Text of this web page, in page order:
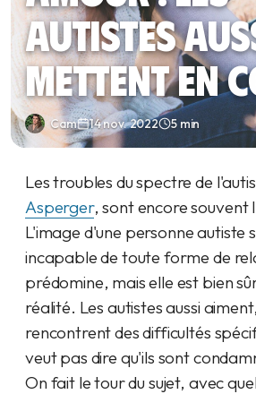
autistes
mettent en
Cam 14 nov. 2022 5 min
Les troubles du spectre de
Asperger, sont encore souvent
L'image d'une personne autiste
incapable de toute forme de
prédomine, mais elle est bien
réalité. Les autistes aussi
rencontrent des difficultés
veut pas dire qu'ils sont
On fait le tour du sujet, avec